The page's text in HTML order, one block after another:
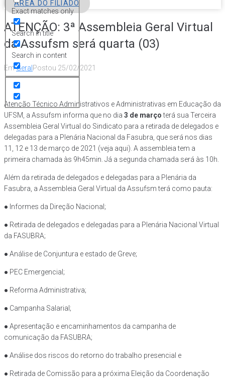
Exact matches only
Search in title
Search in content
ÁREA DO FILIADO
ATENÇÃO: 3ª Assembleia Geral Virtual
da Assufsm será quarta (03)
EmGeral Postou 25/02/2021
Atenção Técnico Administrativos e Administrativas em Educação da
UFSM, a Assufsm informa que no dia 3 de marçoterá sua Terceira
Assembleia Geral Virtual do Sindicato para a retirada de delegados e
delegadas para a Plenária Nacional da Fasubra, que será nos dias
11, 12 e 13 de março de 2021 (veja aqui). A assembleia tem a
primeira chamada às 9h45min. Já a segunda chamada será às 10h.
Além da retirada de delegados e delegadas para a Plenária da
Fasubra, a Assembleia Geral Virtual da Assufsm terá como pauta:
● Informes da Direção Nacional;
● Retirada de delegados e delegadas para a Plenária Nacional Virtual
da FASUBRA;
● Análise de Conjuntura e estado de Greve;
● PEC Emergencial;
● Reforma Administrativa;
● Campanha Salarial;
● Apresentação e encaminhamentos da campanha de
comunicação da FASUBRA;
● Análise dos riscos do retorno do trabalho presencial e
● Retirada de Comissão para a próxima Eleição da Coordenação